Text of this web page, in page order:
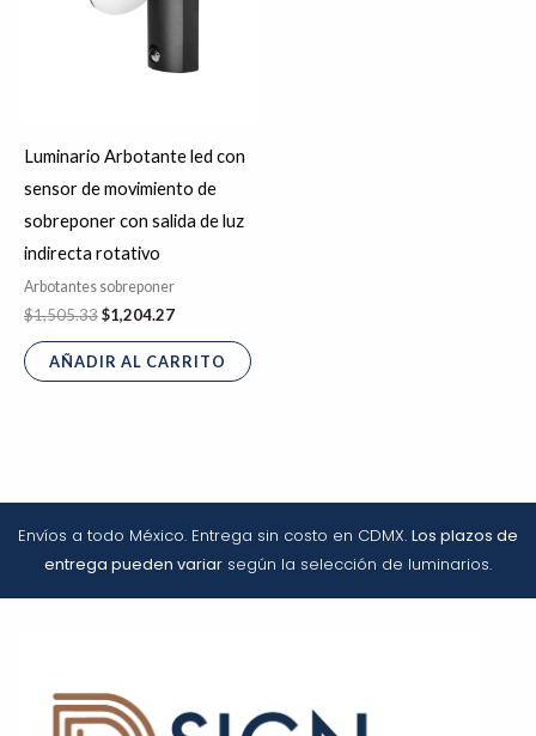
Luminario Arbotante led con
sensor de movimiento de
sobreponer con salida de luz
indirecta rotativo
Arbotantes sobreponer
$1,505.33$1,204.27
AÑADIR AL CARRITO
Envíos a todo México. Entrega sin costo en CDMX. Los plazos de
entrega pueden variar según la selección de luminarios.